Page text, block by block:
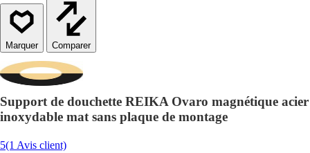
Comparer
Support de douchette REIKA Ovaro magnétique acier
inoxydable mat sans plaque de montage
5(1 Avis client)